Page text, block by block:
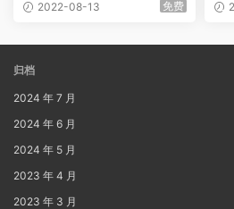
2022-08-13 免费
归档
2024 年 7 月
2024 年 6 月
2024 年 5 月
2023 年 4 月
2023 年 3 月